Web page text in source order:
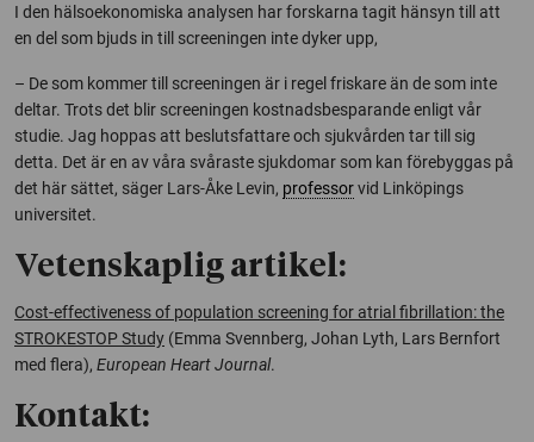
I den hälsoekonomiska analysen har forskarna tagit hänsyn till att
en del som bjuds in till screeningen inte dyker upp,
– De som kommer till screeningen är i regel friskare än de som inte
deltar. Trots det blir screeningen kostnadsbesparande enligt vår
studie. Jag hoppas att beslutsfattare och sjukvården tar till sig
detta. Det är en av våra svåraste sjukdomar som kan förebyggas på
det här sättet, säger Lars-Åke Levin, professorvid Linköpings
universitet.
Vetenskaplig artikel:
Cost-effectiveness of population screening for atrial fibrillation: the
STROKESTOP Study (Emma Svennberg, Johan Lyth, Lars Bernfort
med flera), European Heart Journal.
Kontakt: